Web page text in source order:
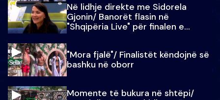
Në lidhje direkte me Sidorela
Gjonin/ Banorët flasin në
"Shqipëria Live" për finalen e
"Mora fjalë"/ Finalistët këndojnë së
bashku në oborr
Momente të bukura në shtëpi/